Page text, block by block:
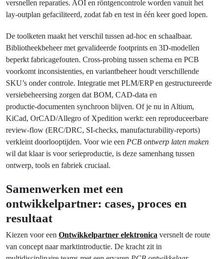
versnellen reparaties. AOI en röntgencontrole worden vanuit het
lay‑outplan gefaciliteerd, zodat fab en test in één keer goed lopen.
De toolketen maakt het verschil tussen ad‑hoc en schaalbaar.
Bibliotheekbeheer met gevalideerde footprints en 3D‑modellen
beperkt fabricagefouten. Cross‑probing tussen schema en PCB
voorkomt inconsistenties, en variantbeheer houdt verschillende
SKU’s onder controle. Integratie met PLM/ERP en gestructureerde
versiebeheersing zorgen dat BOM, CAD-data en
productie‑documenten synchroon blijven. Of je nu in Altium,
KiCad, OrCAD/Allegro of Xpedition werkt: een reproduceerbare
review‑flow (ERC/DRC, SI‑checks, manufacturability‑reports)
verkleint doorlooptijden. Voor wie een PCB ontwerp laten maken
wil dat klaar is voor serieproductie, is deze samenhang tussen
ontwerp, tools en fabriek cruciaal.
Samenwerken met een
ontwikkelpartner: cases, proces en
resultaat
Kiezen voor een Ontwikkelpartner elektronica versnelt de route
van concept naar marktintroductie. De kracht zit in